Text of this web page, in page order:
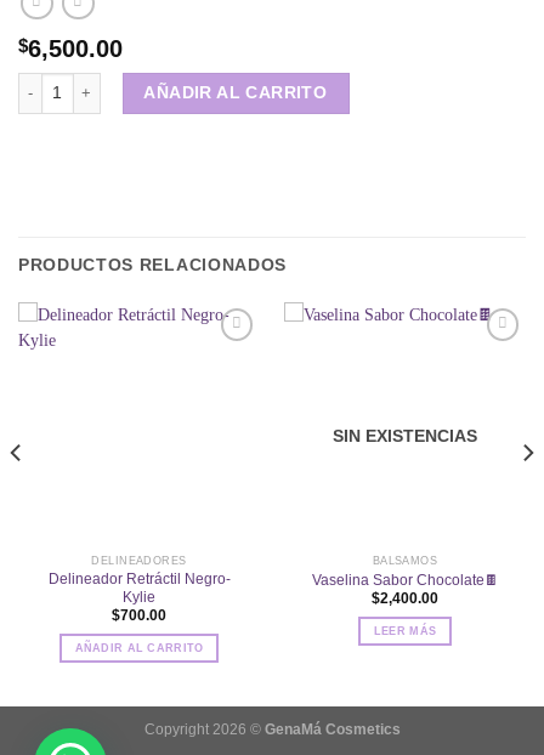
$6,500.00
Paleta de Sombras Makeup🍓 03 cantidad
AÑADIR AL CARRITO
PRODUCTOS RELACIONADOS
DELINEADORES
Delineador Retráctil Negro-
Kylie
$700.00
AÑADIR AL CARRITO
deseos
SIN EXISTENCIAS
BALSAMOS
Vaselina Sabor Chocolate🍫
$2,400.00
LEER MÁS
Copyright 2026 © GenaMá Cosmetics